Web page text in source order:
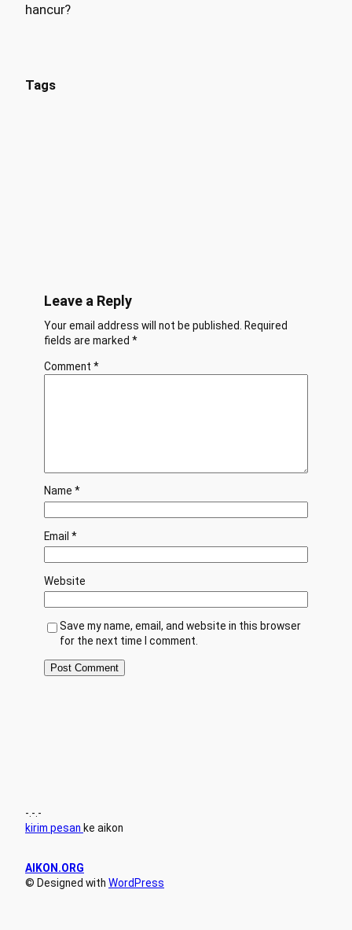
hancur?
Tags
Leave a Reply
Your email address will not be published.
Required
fields are marked *
Comment *
Name *
Email *
Website
Save my name, email, and website in this browser
for the next time I comment.
-.-.-
kirim pesan ke aikon
AIKON.ORG
© Designed with WordPress